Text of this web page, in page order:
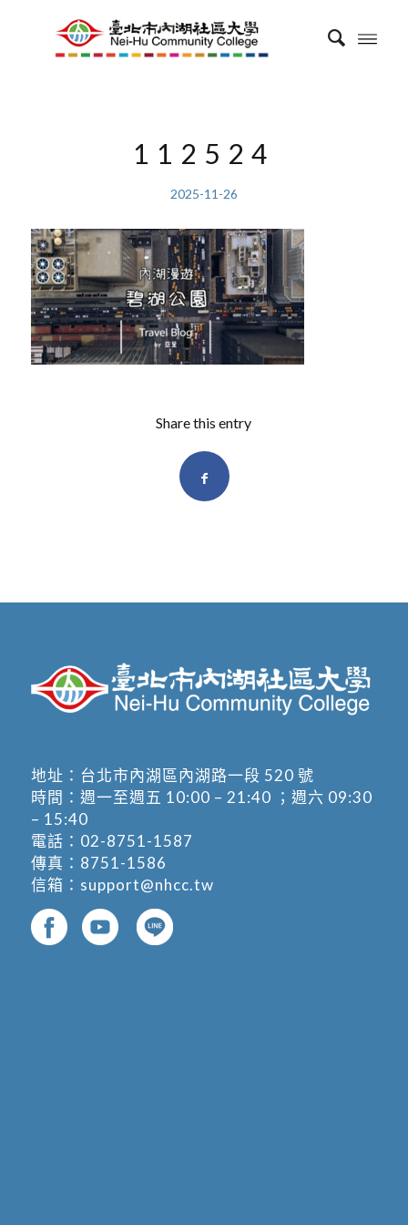
112524
2025-11-26
Share this entry
地址： 台北市內湖區內湖路一段 520 號
時間：週一至週五 10:00 – 21:40 ；週六 09:30
– 15:40
電話： 02-8751-1587
傳真：8751-1586
信箱： support@nhcc.tw